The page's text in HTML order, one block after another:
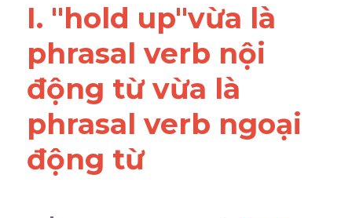
Word form
Cách dùng từ
Phân biệt từ
Đề thi thật Task 2
Speaking
I. "hold up"vừa là
phrasal verb nội
động từ vừa là
phrasal verb ngoại
động từ